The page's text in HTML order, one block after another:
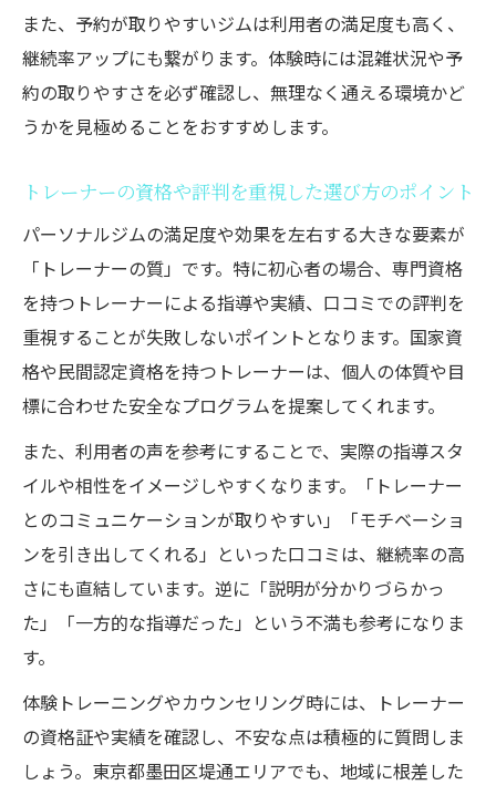
また、予約が取りやすいジムは利用者の満足度も高く、
継続率アップにも繋がります。体験時には混雑状況や予
約の取りやすさを必ず確認し、無理なく通える環境かど
うかを見極めることをおすすめします。
トレーナーの資格や評判を重視した選び方のポイント
パーソナルジムの満足度や効果を左右する大きな要素が
「トレーナーの質」です。特に初心者の場合、専門資格
を持つトレーナーによる指導や実績、口コミでの評判を
重視することが失敗しないポイントとなります。国家資
格や民間認定資格を持つトレーナーは、個人の体質や目
標に合わせた安全なプログラムを提案してくれます。
また、利用者の声を参考にすることで、実際の指導スタ
イルや相性をイメージしやすくなります。「トレーナー
とのコミュニケーションが取りやすい」「モチベーショ
ンを引き出してくれる」といった口コミは、継続率の高
さにも直結しています。逆に「説明が分かりづらかっ
た」「一方的な指導だった」という不満も参考になりま
す。
体験トレーニングやカウンセリング時には、トレーナー
の資格証や実績を確認し、不安な点は積極的に質問しま
しょう。東京都墨田区堤通エリアでも、地域に根差した